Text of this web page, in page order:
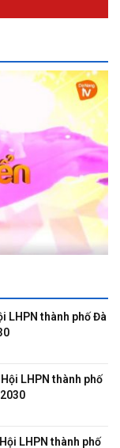
LHPN thành phố Đà
LHPN thành phố
LHPN thành phố